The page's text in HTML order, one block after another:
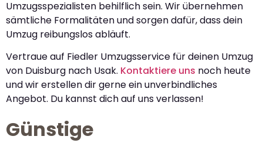
Umzugsspezialisten behilflich sein. Wir übernehmen
sämtliche Formalitäten und sorgen dafür, dass dein
Umzug reibungslos abläuft.
Vertraue auf Fiedler Umzugsservice für deinen Umzug
von Duisburg nach Usak. Kontaktiere uns noch heute
und wir erstellen dir gerne ein unverbindliches
Angebot. Du kannst dich auf uns verlassen!
Günstige